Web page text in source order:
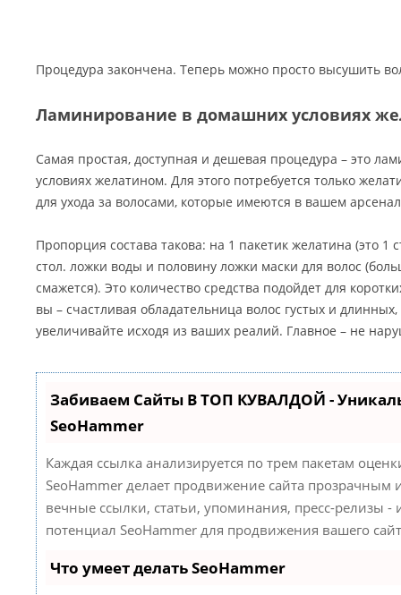
Процедура закончена. Теперь можно просто высушить
Ламинирование в домашних условиях
Самая простая, доступная и дешевая процедура – это
условиях желатином. Для этого потребуется только
для ухода за волосами, которые имеются в вашем
Пропорция состава такова: на 1 пакетик желатина (это 1
стол. ложки воды и половину ложки маски для волос
смажется). Это количество средства подойдет для
вы – счастливая обладательница волос густых и длинных,
увеличивайте исходя из ваших реалий. Главное – не
Забиваем Сайты В ТОП КУВАЛДОЙ -
SeoHammer
Каждая ссылка анализируется по трем пакетам
SeoHammer делает продвижение сайта прозрачным
вечные ссылки, статьи, упоминания, пресс-релизы -
потенциал SeoHammer для продвижения вашего
Что умеет делать SeoHammer